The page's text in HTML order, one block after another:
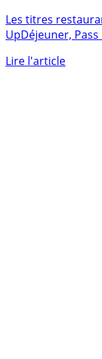
Pass Restaurant,
jusqu’au 30 juin
Les titres
UpDéjeuner, Pass